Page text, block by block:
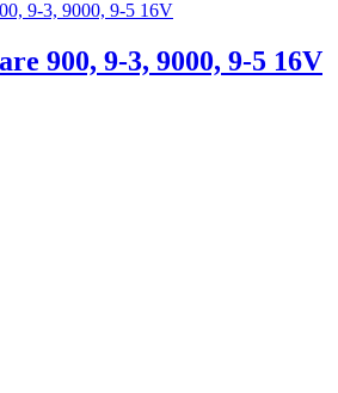
900, 9-3, 9000, 9-5 16V